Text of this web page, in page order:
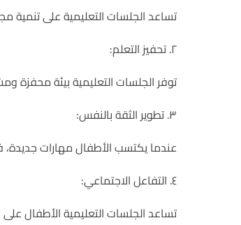
تساعد الجلسات التعليمية على تنمية
٢. تحفيز التعلم:
توفر الجلسات التعليمية بيئة
٣. تطوير الثقة بالنفس:
عندما يكتسب الأطفال مهارات
٤. التفاعل الاجتماعي:
تساعد الجلسات التعليمية الأطفال على